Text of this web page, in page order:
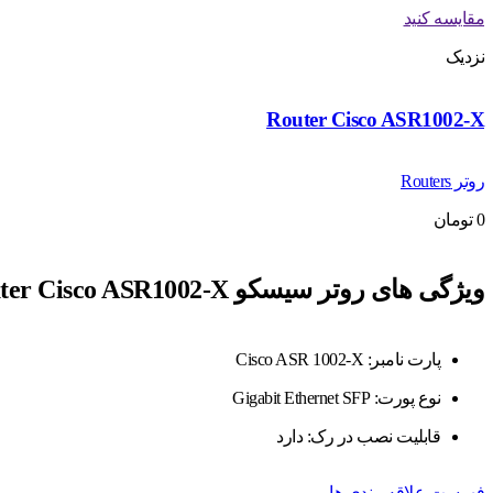
مقایسه کنید
نزدیک
Router Cisco ASR1002-X
روتر Routers
0 تومان
ویژگی های روتر سیسکو Router Cisco ASR1002-X
پارت نامبر: Cisco ASR 1002-X
نوع پورت: Gigabit Ethernet SFP
قابلیت نصب در رک: دارد